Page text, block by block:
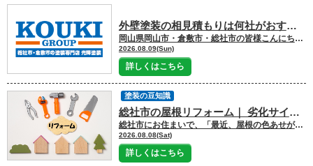
外壁塗装の相見積もりは何社がおすすめ？
岡山県岡山市・倉敷市・総社市の皆様こんにちは
2026.08.09(Sun)
詳しくはこちら
総社市の屋根リフォーム｜ 劣化サインから費用、優良業者の選び方は？
総社市にお住まいで、「最近、屋根の色あせが目立ってきた」「近所でも屋根工事をしているけれど、わが家もそろそろリフォームが必要だろうか」と気になりはじめた方もいらっしゃるのではないでしょうか
2026.08.08(Sat)
詳しくはこちら
塗装の豆知識